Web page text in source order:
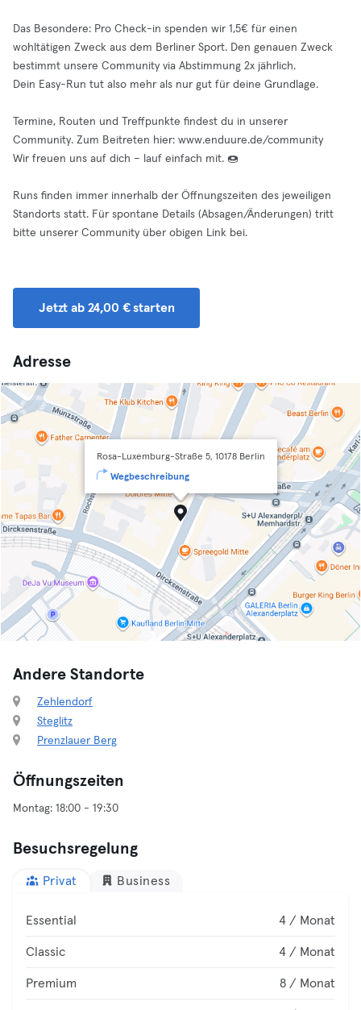
Das Besondere: Pro Check-in spenden wir 1,5€ für einen
wohltätigen Zweck aus dem Berliner Sport. Den genauen Zweck
bestimmt unsere Community via Abstimmung 2x jährlich.
Dein Easy-Run tut also mehr als nur gut für deine Grundlage.
Termine, Routen und Treffpunkte findest du in unserer
Community. Zum Beitreten hier: www.enduure.de/community
Wir freuen uns auf dich – lauf einfach mit. 🍩
Runs finden immer innerhalb der Öffnungszeiten des jeweiligen
Standorts statt. Für spontane Details (Absagen/Änderungen) tritt
bitte unserer Community über obigen Link bei.
Jetzt ab 24,00 € starten
Adresse
Rosa-Luxemburg-Straße 5, 10178 Berlin
Wegbeschreibung
Andere Standorte
Zehlendorf
Steglitz
Prenzlauer Berg
Öffnungszeiten
Besuchsregelung
Privat Business
Essential 4 / Monat
Classic 4 / Monat
Premium 8 / Monat